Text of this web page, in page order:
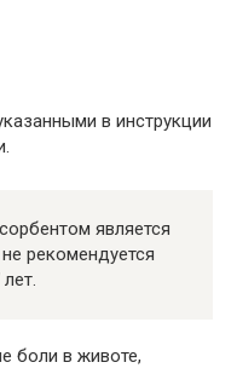
в инструкции
является
рекомендуется
боли в животе,